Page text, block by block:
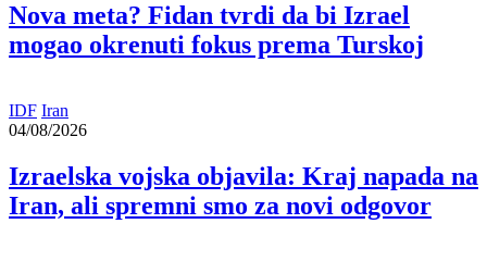
Nova meta? Fidan tvrdi da bi Izrael
mogao okrenuti fokus prema Turskoj
IDF Iran
04/08/2026
Izraelska vojska objavila: Kraj napada na
Iran, ali spremni smo za novi odgovor